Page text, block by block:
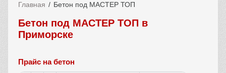
Главная Бетон под МАСТЕР ТОП
Бетон под МАСТЕР ТОП в
Приморске
Прайс на бетон